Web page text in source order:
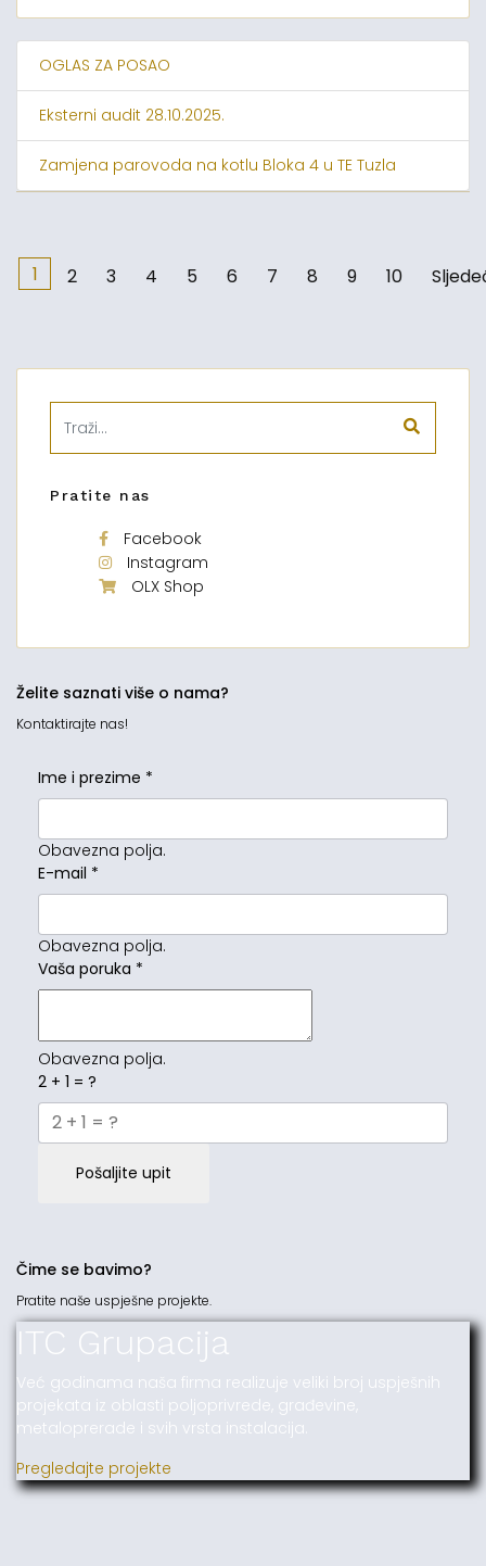
OGLAS ZA POSAO
Eksterni audit 28.10.2025.
Zamjena parovoda na kotlu Bloka 4 u TE Tuzla
1 2 3 4 5 6 7 8 9 10
Pratite nas
Facebook
Instagram
OLX Shop
Želite saznati više o nama?
Kontaktirajte nas!
Ime i prezime *
Obavezna polja.
E-mail *
Obavezna polja.
Vaša poruka *
Obavezna polja.
2 + 1 = ?
Pošaljite upit
Čime se bavimo?
Pratite naše uspješne projekte.
ITC Grupacija
Već godinama naša firma realizuje veliki broj uspješnih
projekata iz oblasti poljoprivrede, građevine,
metaloprerade i svih vrsta instalacija.
Pregledajte projekte